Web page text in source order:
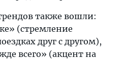
также вошли:
(стремление
друг с другом),
всего» (акцент на